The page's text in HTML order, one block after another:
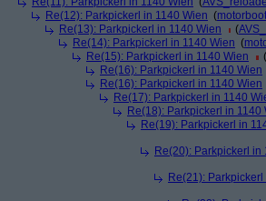
Re(12): Parkpickerl in 1140 Wien (motorboot
Re(13): Parkpickerl in 1140 Wien
(
Re(14): Parkpickerl in 1140 Wien (
Re(15): Parkpickerl in 1140 Wien
(
Re(16): Parkpickerl in 1140 Wien
Re(16): Parkpickerl in 1140 Wien
Re(17): Parkpickerl in 1140
Re(18): Parkpickerl in 1140
Re(19): Parkpickerl in
Re(20): Parkpickerl in
Re(21):